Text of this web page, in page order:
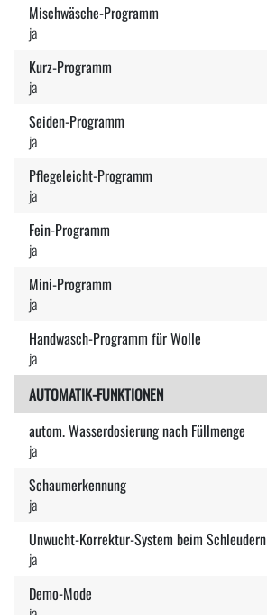
Mischwäsche-Programm
ja
Kurz-Programm
ja
Seiden-Programm
ja
Pflegeleicht-Programm
ja
Fein-Programm
ja
Mini-Programm
ja
Handwasch-Programm für Wolle
ja
AUTOMATIK-FUNKTIONEN
autom. Wasserdosierung nach Füllmenge
ja
Schaumerkennung
ja
Unwucht-Korrektur-System beim Schleudern
ja
Demo-Mode